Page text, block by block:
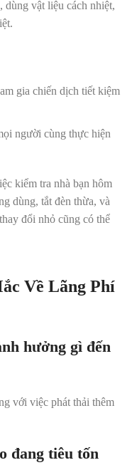
dùng vật liệu cách nhiệt,
gia chiến dịch tiết kiệm
người cùng thực hiện
kiểm tra nhà bạn hôm
dùng, tắt đèn thừa, và
đổi nhỏ cũng có thể
Về Lãng Phí
hưởng gì đến
với việc phát thải thêm
đang tiêu tốn